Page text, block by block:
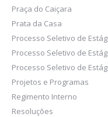
Praça do Caiçara
Prata da Casa
Processo Seletivo de
Processo Seletivo de
Processo Seletivo de
Projetos e Programas
Regimento Interno
Resoluções